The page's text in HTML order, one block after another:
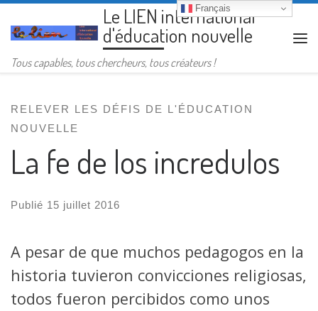
Passer au contenuLe LIEN international
d'éducation nouvelle
Tous capables, tous chercheurs, tous créateurs !
RELEVER LES DÉFIS DE L'ÉDUCATION
NOUVELLE
La fe de los incredulos
Publié 15 juillet 2016
A pesar de que muchos pedagogos en la
historia tuvieron convicciones religiosas,
todos fueron percibidos como unos
Français